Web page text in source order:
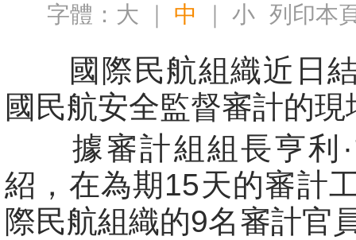
字體： 大 ｜ 中 ｜小 列印本
國際民航組織近日結
國民航安全監督審計的現
據審計組組長亨利·
紹，在為期15天的審計
際民航組織的9名審計官